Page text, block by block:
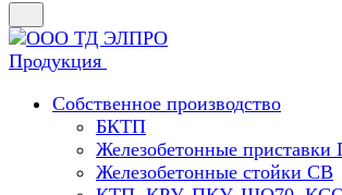
Продукция
Собственное производство
БКТП
Железобетонные приставки
Железобетонные стойки СВ